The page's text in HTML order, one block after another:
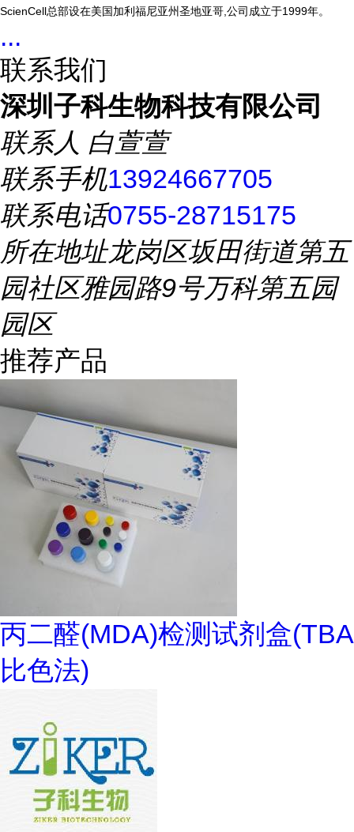
ScienCell总部设在美国加利福尼亚州圣地亚哥,公司成立于1999年。
...
联系我们
深圳子科生物科技有限公司
联系人 白萱萱
联系手机13924667705
联系电话0755-28715175
所在地址龙岗区坂田街道第五
园社区雅园路9号万科第五园
园区
推荐产品
丙二醛(MDA)检测试剂盒(TBA
比色法)